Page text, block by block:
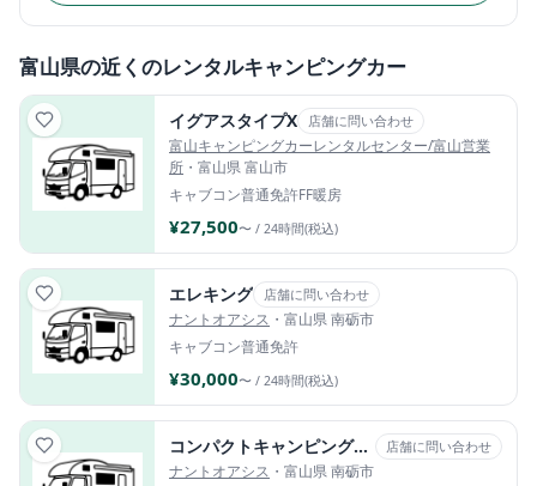
富山県の近くのレンタルキャンピングカー
イグアスタイプX 店舗に問い合わせ
富山キャンピングカーレンタルセンター/富山営業
所 ・富山県 富山市
キャブコン普通免許FF暖房
¥27,500〜 / 24時間(税込)
エレキング 店舗に問い合わせ
ナントオアシス ・富山県 南砺市
キャブコン普通免許
¥30,000〜 / 24時間(税込)
コンパクトキャンピングカー 店舗に問い合わせ
ナントオアシス ・富山県 南砺市